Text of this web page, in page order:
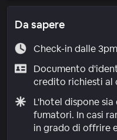
Da sapere
Check-in dalle
Documento
credito richiesti al
L'hotel dispone
fumatori. In casi
in grado di offrire